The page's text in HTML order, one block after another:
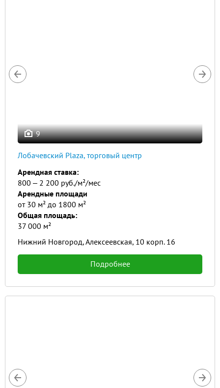
9
Лобачевский Plaza, торговый центр
Арендная ставка:
800 ‒ 2 200 руб./м²/мес
Арендные площади
от 30 м² до 1800 м²
Общая площадь:
37 000 м²
Нижний Новгород, Алексеевская, 10 корп. 16
Подробнее